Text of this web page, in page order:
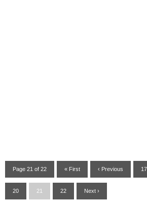
Page 21 of 22 « First ‹ Previous 17
20 21 22 Next ›